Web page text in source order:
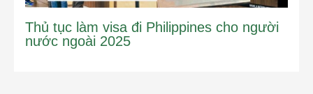
Thủ tục làm visa đi Philippines cho người
nước ngoài 2025